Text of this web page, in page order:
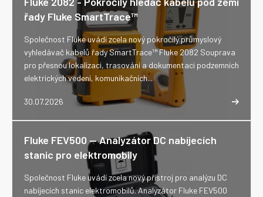
řady Fluke SmartTrace™
30.07.2026
Společnost Fluke uvádí zcela nový pokročilý průmyslový
vyhledávač kabelů řady SmartTrace™ Fluke 2082 Souprava
pro přesnou lokalizaci, trasování a dokumentaci podzemních
elektrických vedení, komunikačních...
Fluke FEV500 -- Analyzátor DC nabíjecích
stanic pro elektromobily
Společnost Fluke uvádí zcela nový přístroj pro analýzu DC
nabíjecích stanic elektromobilů. Analyzátor Fluke FEV500